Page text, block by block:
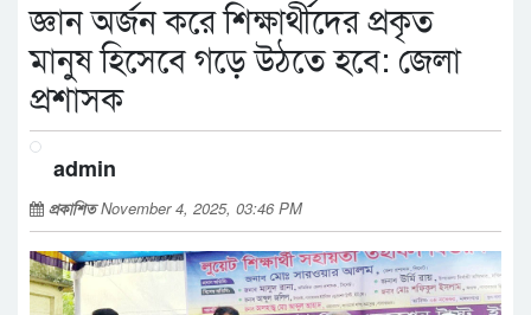
জ্ঞান অর্জন করে শিক্ষার্থীদের প্রকৃত
মানুষ হিসেবে গড়ে উঠতে হবে: জেলা
প্রশাসক
admin
প্রকাশিতNovember 4, 2025, 03:46 PM